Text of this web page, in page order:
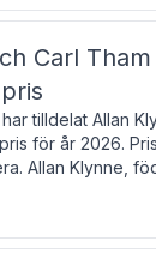
Carl
tilldelat Allan
för år 2026.
Allan Klynne,
och